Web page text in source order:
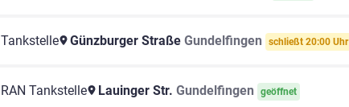
Tankstelle Günzburger Straße Gundelfingen schließt 20:00 Uhr
RAN Tankstelle Lauinger Str. Gundelfingen geöffnet